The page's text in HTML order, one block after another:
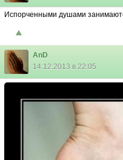
Испорченными душами
AnD
14.12.2013 в 22:05